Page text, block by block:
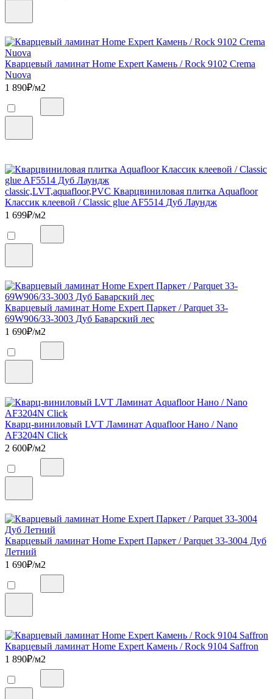
Кварцевый ламинат Home Expert Камень / Rock 9102 Crema
Nuova
1 890₽/м2
classic,LVT,aquafloor,PVC Кварцвиниловая плитка Aquafloor
Классик клеевой / Classic glue AF5514 Дуб Лаундж
1 699₽/м2
Кварцевый ламинат Home Expert Паркет / Parquet 33-
69W906/33-3003 Дуб Баварский лес
1 690₽/м2
Кварц-виниловый LVT Ламинат Aquafloor Нано / Nano
AF3204N Click
2 600₽/м2
Кварцевый ламинат Home Expert Паркет / Parquet 33-3004 Дуб
Летний
1 690₽/м2
Кварцевый ламинат Home Expert Камень / Rock 9104 Saffron
1 890₽/м2